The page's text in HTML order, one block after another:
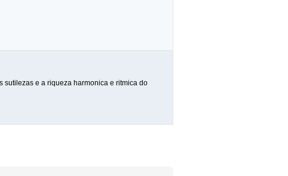
sutilezas e a riqueza harmonica e ritmica do